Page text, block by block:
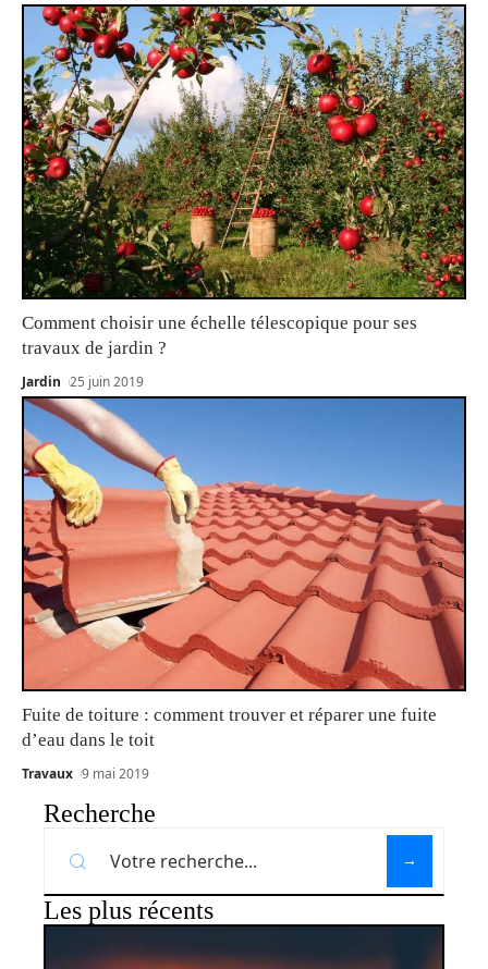
Comment choisir une échelle télescopique pour ses
travaux de jardin ?
Jardin 25 juin 2019
Fuite de toiture : comment trouver et réparer une fuite
d’eau dans le toit
Travaux 9 mai 2019
Recherche
Les plus récents